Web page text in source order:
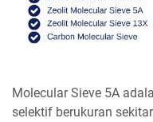
Molecular Sieve 5A
selektif berukuran